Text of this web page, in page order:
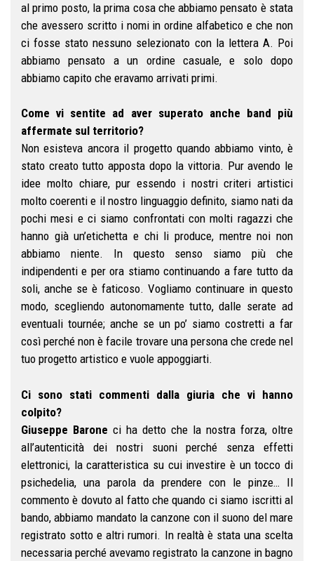
al primo posto, la prima cosa che abbiamo pensato è stata
che avessero scritto i nomi in ordine alfabetico e che non
ci fosse stato nessuno selezionato con la lettera A. Poi
abbiamo pensato a un ordine casuale, e solo dopo
abbiamo capito che eravamo arrivati primi.
Come vi sentite ad aver superato anche band più
affermate sul territorio?
Non esisteva ancora il progetto quando abbiamo vinto, è
stato creato tutto apposta dopo la vittoria. Pur avendo le
idee molto chiare, pur essendo i nostri criteri artistici
molto coerenti e il nostro linguaggio definito, siamo nati da
pochi mesi e ci siamo confrontati con molti ragazzi che
hanno già un’etichetta e chi li produce, mentre noi non
abbiamo niente. In questo senso siamo più che
indipendenti e per ora stiamo continuando a fare tutto da
soli, anche se è faticoso. Vogliamo continuare in questo
modo, scegliendo autonomamente tutto, dalle serate ad
eventuali tournée; anche se un po’ siamo costretti a far
così perché non è facile trovare una persona che crede nel
tuo progetto artistico e vuole appoggiarti.
Ci sono stati commenti dalla giuria che vi hanno
colpito?
Giuseppe Barone ci ha detto che la nostra forza, oltre
all’autenticità dei nostri suoni perché senza effetti
elettronici, la caratteristica su cui investire è un tocco di
psichedelia, una parola da prendere con le pinze… Il
commento è dovuto al fatto che quando ci siamo iscritti al
bando, abbiamo mandato la canzone con il suono del mare
registrato sotto e altri rumori. In realtà è stata una scelta
necessaria perché avevamo registrato la canzone in bagno